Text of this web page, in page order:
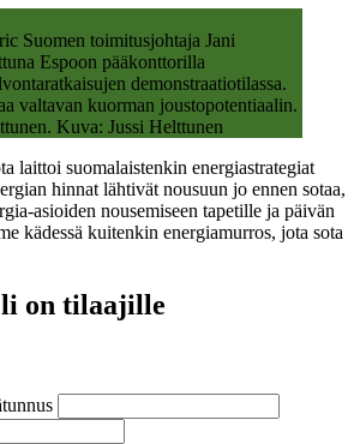
Suomen toimitusjohtaja Jani
Espoon pääkonttorilla
demonstraatiotilassa.
valtavan kuorman joustopotentiaalin.
Kuva: Jussi Helttunen
laittoi suomalaistenkin energiastrategiat
hinnat lähtivät nousuun jo ennen sotaa,
asioiden nousemiseen tapetille ja päivän
kädessä kuitenkin energiamurros, jota sota
on tilaajille